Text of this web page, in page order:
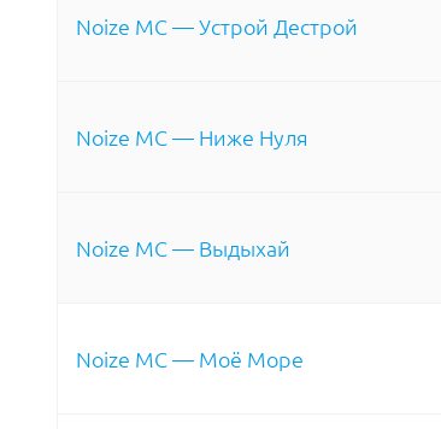
Noize MC — Ниже Нуля
Noize MC — Устрой Дестрой
Noize MC — Моё Море
Noize MC — Выдыхай